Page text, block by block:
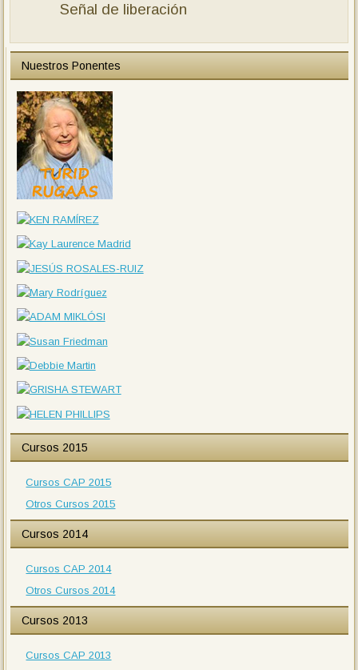
Señal de liberación
Nuestros Ponentes
Cursos 2015
Cursos CAP 2015
Otros Cursos 2015
Cursos 2014
Cursos CAP 2014
Otros Cursos 2014
Cursos 2013
Cursos CAP 2013